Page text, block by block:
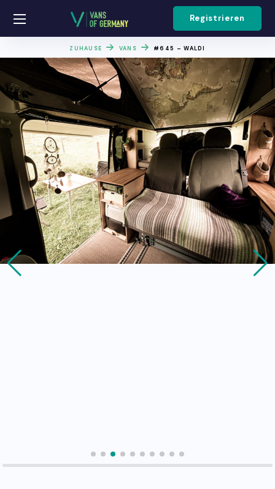
Registrieren
ZUHAUSE VANS #645 – WALDI